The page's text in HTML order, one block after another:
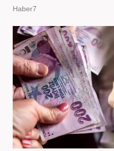
Haber7